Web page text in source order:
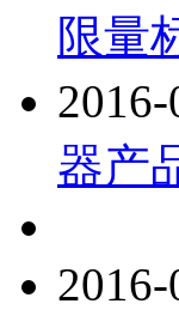
限量
器产